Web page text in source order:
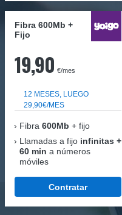
Fibra 600Mb +
Fijo
19,90 €/mes
12 MESES, LUEGO
29,90€/MES
Fibra 600Mb + fijo
Llamadas a fijo infinitas +
60 min a números
móviles
Contratar